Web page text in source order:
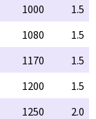
1000
1.5
1080
1.5
1170
1.5
1200
1.5
1250
2.0